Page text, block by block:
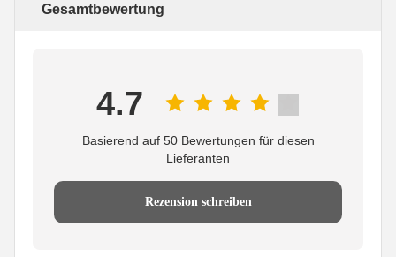
Gesamtbewertung
4.7
Basierend auf 50 Bewertungen für diesen
Lieferanten
Rezension schreiben